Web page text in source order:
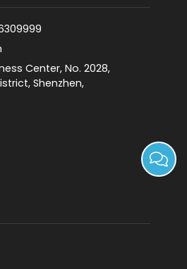
Center, No. 2028,
Shenzhen,